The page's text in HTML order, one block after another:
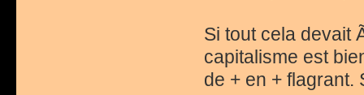
Si tout cela devait
capitalisme est
de + en + flagrant.